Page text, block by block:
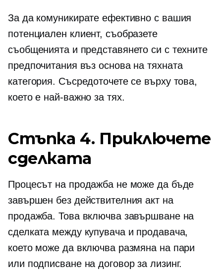
За да комуникирате ефективно с вашия
потенциален клиент, съобразете
съобщенията и представянето си с техните
предпочитания въз основа на тяхната
категория. Съсредоточете се върху това,
което е най-важно за тях.
Стъпка 4. Приключете
сделката
Процесът на продажба не може да бъде
завършен без действителния акт на
продажба. Това включва завършване на
сделката между купувача и продавача,
което може да включва размяна на пари
или подписване на договор за лизинг.